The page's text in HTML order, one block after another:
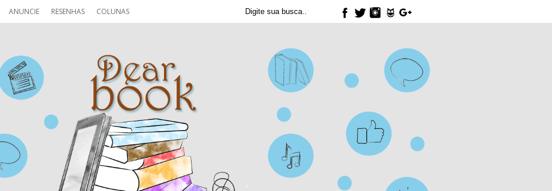
ANUNCIE RESENHAS COLUNAS